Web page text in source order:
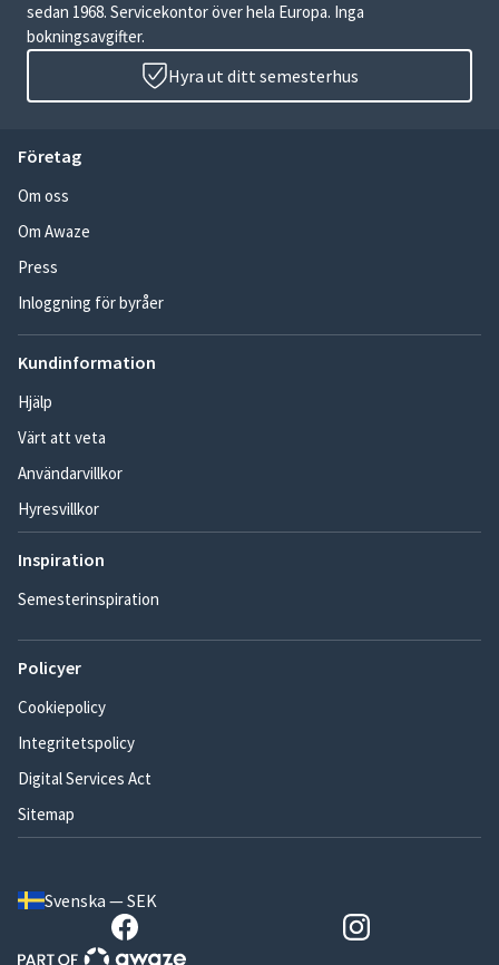
sedan 1968. Servicekontor över hela Europa. Inga
bokningsavgifter.
Hyra ut ditt semesterhus
Företag
Om oss
Om Awaze
Press
Inloggning för byråer
Kundinformation
Hjälp
Värt att veta
Användarvillkor
Hyresvillkor
Inspiration
Semesterinspiration
Policyer
Cookiepolicy
Integritetspolicy
Digital Services Act
Sitemap
Svenska — SEK